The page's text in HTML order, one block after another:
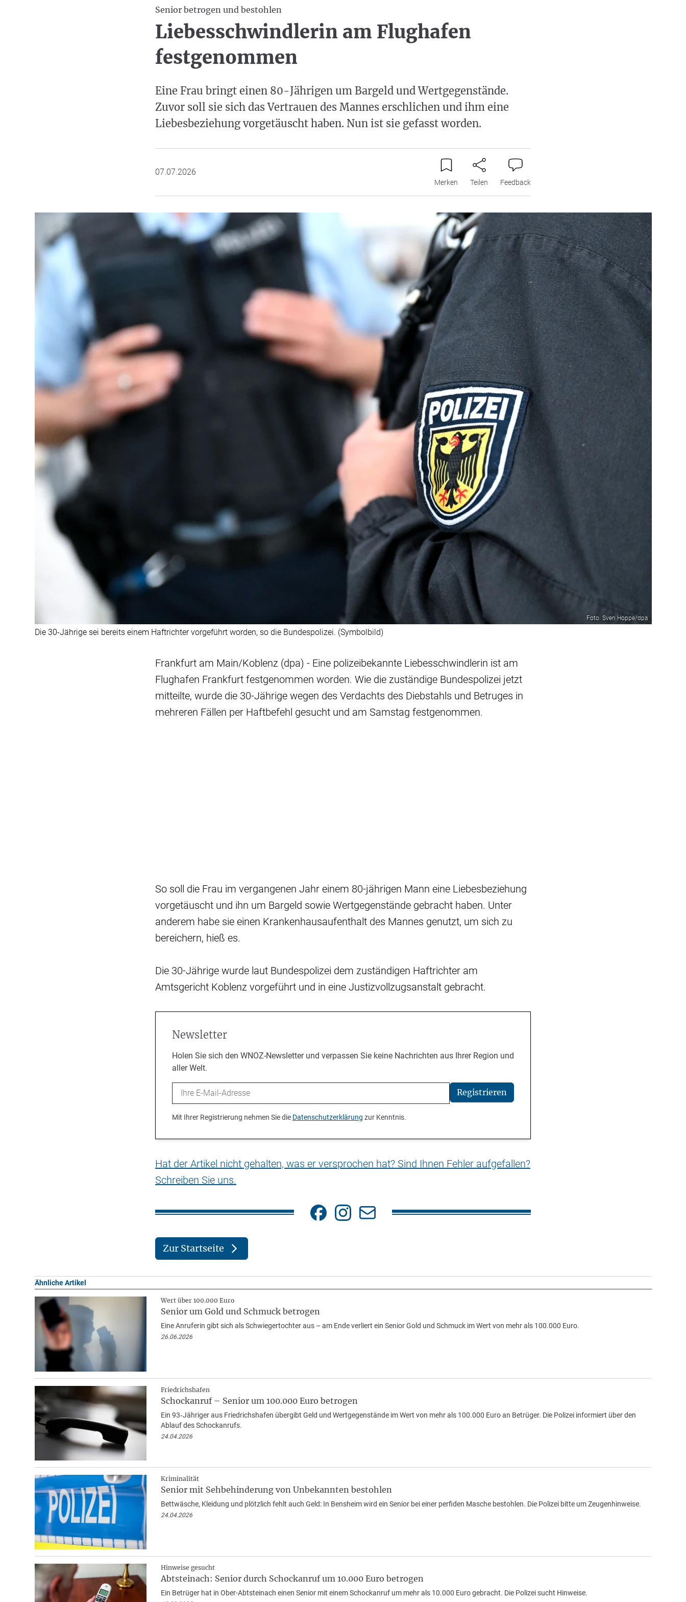
Senior betrogen und bestohlen
Liebesschwindlerin am Flughafen
festgenommen
Eine Frau bringt einen 80-Jährigen um Bargeld und Wertgegenstände.
Zuvor soll sie sich das Vertrauen des Mannes erschlichen und ihm eine
Liebesbeziehung vorgetäuscht haben. Nun ist sie gefasst worden.
07.07.2026
Merken Teilen Feedback
Foto: Sven Hoppe/dpa
Die 30-Jährige sei bereits einem Haftrichter vorgeführt worden, so die Bundespolizei. (Symbolbild)
Frankfurt am Main/Koblenz (dpa) - Eine polizeibekannte Liebesschwindlerin ist am
Flughafen Frankfurt festgenommen worden. Wie die zuständige Bundespolizei jetzt
mitteilte, wurde die 30-Jährige wegen des Verdachts des Diebstahls und Betruges in
mehreren Fällen per Haftbefehl gesucht und am Samstag festgenommen.
So soll die Frau im vergangenen Jahr einem 80-jährigen Mann eine Liebesbeziehung
vorgetäuscht und ihn um Bargeld sowie Wertgegenstände gebracht haben. Unter
anderem habe sie einen Krankenhausaufenthalt des Mannes genutzt, um sich zu
bereichern, hieß es.
Die 30-Jährige wurde laut Bundespolizei dem zuständigen Haftrichter am
Amtsgericht Koblenz vorgeführt und in eine Justizvollzugsanstalt gebracht.
Newsletter
Holen Sie sich den WNOZ-Newsletter und verpassen Sie keine Nachrichten aus Ihrer Region und
aller Welt.
Email Registrieren
Mit Ihrer Registrierung nehmen Sie die Datenschutzerklärung zur Kenntnis.
Hat der Artikel nicht gehalten, was er versprochen hat? Sind Ihnen Fehler aufgefallen?
Schreiben Sie uns.
Zur Startseite
Ähnliche Artikel
Wert über 100.000 Euro
Senior um Gold und Schmuck betrogen
Eine Anruferin gibt sich als Schwiegertochter aus – am Ende verliert ein Senior Gold und Schmuck im Wert von mehr als 100.000 Euro.
26.06.2026
Friedrichshafen
Schockanruf – Senior um 100.000 Euro betrogen
Ein 93‑Jähriger aus Friedrichshafen übergibt Geld und Wertgegenstände im Wert von mehr als 100.000 Euro an Betrüger. Die Polizei informiert über den
Ablauf des Schockanrufs.
24.04.2026
Kriminalität
Senior mit Sehbehinderung von Unbekannten bestohlen
Bettwäsche, Kleidung und plötzlich fehlt auch Geld: In Bensheim wird ein Senior bei einer perfiden Masche bestohlen. Die Polizei bitte um Zeugenhinweise.
24.04.2026
Hinweise gesucht
Abtsteinach: Senior durch Schockanruf um 10.000 Euro betrogen
Ein Betrüger hat in Ober-Abtsteinach einen Senior mit einem Schockanruf um mehr als 10.000 Euro gebracht. Die Polizei sucht Hinweise.